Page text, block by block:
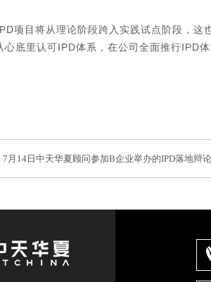
项目将从理论阶段跨入实践试点阶段，
心底里认可IPD体系，在公司全面推行IPD
7月14日中天华夏顾问参加B企业举办的IPD落地辩